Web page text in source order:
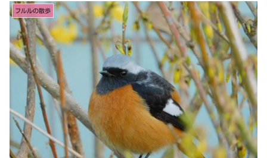
フルルの散歩